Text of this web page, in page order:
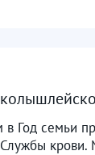
Год семьи
крови.